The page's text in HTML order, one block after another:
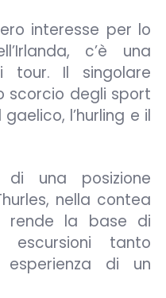
interesse per lo
c’è una
tour. Il singolare
scorcio degli sport
l’hurling e il
di una posizione
nella contea
rende la base di
tanto
di un